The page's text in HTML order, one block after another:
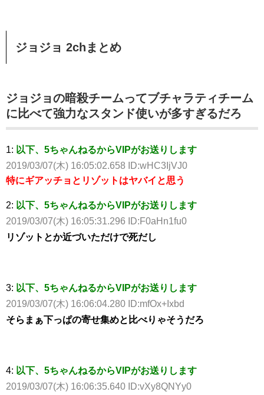
ジョジョ 2chまとめ
ジョジョの暗殺チームってブチャラティチーム
に比べて強力なスタンド使いが多すぎるだろ
1: 以下、5ちゃんねるからVIPがお送りします
2019/03/07(木) 16:05:02.658 ID:wHC3IjVJ0
特にギアッチョとリゾットはヤバイと思う
2: 以下、5ちゃんねるからVIPがお送りします
2019/03/07(木) 16:05:31.296 ID:F0aHn1fu0
リゾットとか近づいただけで死だし
3: 以下、5ちゃんねるからVIPがお送りします
2019/03/07(木) 16:06:04.280 ID:mfOx+Ixbd
そらまぁ下っぱの寄せ集めと比べりゃそうだろ
4: 以下、5ちゃんねるからVIPがお送りします
2019/03/07(木) 16:06:35.640 ID:vXy8QNYy0